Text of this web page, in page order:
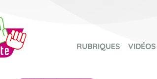
RUBRIQUES VIDÉOS